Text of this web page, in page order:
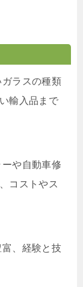
ラスの種類
輸入品まで
や自動車修
コストやス
、経験と技